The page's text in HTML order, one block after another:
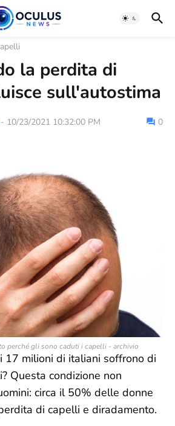
la perdita di
sull'autostima
- 10/23/2021 10:32:00 PM 0
perché gli sono caduti i capelli - archivio
17 milioni di italiani soffrono di
Questa condizione non
circa il 50% delle donne
di capelli e diradamento.